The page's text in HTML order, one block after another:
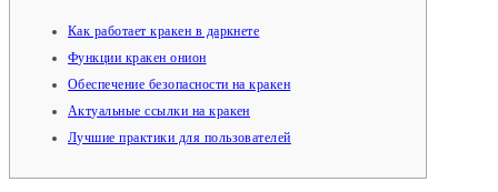
Как работает кракен в даркнете
Функции кракен онион
Обеспечение безопасности на кракен
Актуальные ссылки на кракен
Лучшие практики для пользователей